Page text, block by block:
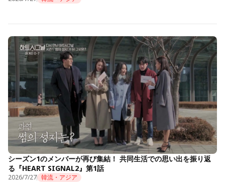
シーズン1のメンバーが再び集結！ 共同生活での思い出を振り返
る『HEART SIGNAL2』第1話
2026/7/27 韓流・アジア